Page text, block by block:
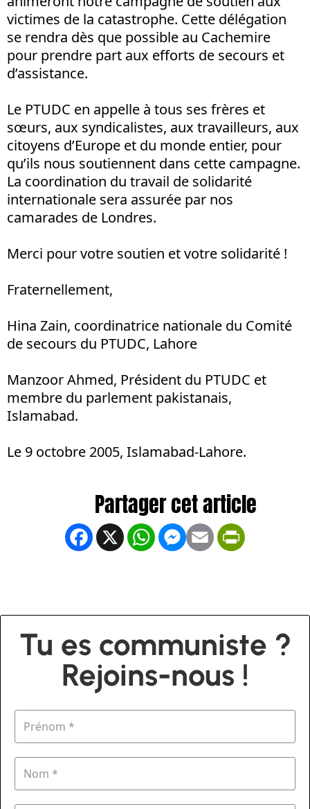
victimes de la catastrophe. Cette délégation
se rendra dès que possible au Cachemire
pour prendre part aux efforts de secours et
d’assistance.
Le PTUDC en appelle à tous ses frères et
sœurs, aux syndicalistes, aux travailleurs, aux
citoyens d’Europe et du monde entier, pour
qu’ils nous soutiennent dans cette campagne.
La coordination du travail de solidarité
internationale sera assurée par nos
camarades de Londres.
Merci pour votre soutien et votre solidarité !
Fraternellement,
Hina Zain, coordinatrice nationale du Comité
de secours du PTUDC, Lahore
Manzoor Ahmed, Président du PTUDC et
membre du parlement pakistanais,
Islamabad.
Le 9 octobre 2005, Islamabad-Lahore.
Facebook
X WhatsApp
Messenger
Email
Tu es communiste ?
Rejoins-nous !